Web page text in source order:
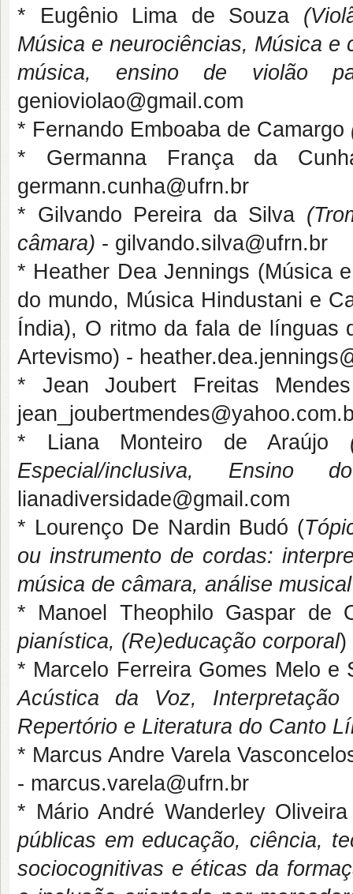
* Eugênio Lima de Souza
Música e neurociências, Música e
música, ensino de violão
genioviolao@gmail.com
* Fernando Emboaba de Camargo
* Germanna França da
germann.cunha@ufrn.br
* Gilvando Pereira da Silva
câmara) - gilvando.silva@ufrn.br
* Heather Dea Jennings (Música
do mundo, Música Hindustani e
Índia), O ritmo da fala de línguas
Artevismo) -
* Jean Joubert Freitas
* Liana Monteiro de Araújo
Especial/inclusiva,
lianadiversidade@gmail.com
* Lourenço De Nardin Budó (
ou instrumento de cordas:
música de câmara, análise
* Manoel Theophilo Gaspar de
pianística, (Re)educação corporal)
* Marcelo Ferreira Gomes Melo e
Acústica da Voz,
Repertório e Literatura do Canto
* Marcus Andre Varela
- marcus.varela@ufrn.br
* Mário André Wanderley
públicas em educação, ciência,
sociocognitivas e éticas da